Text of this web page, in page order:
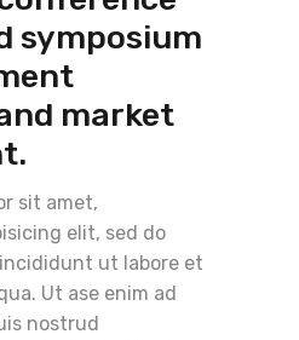
symposium
market
sit amet,
elit, sed do
ut labore et
Ut ase enim ad
nostrud